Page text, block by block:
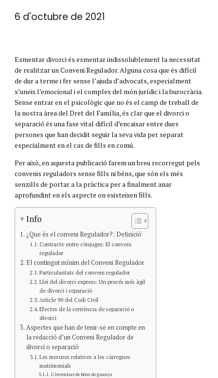
6 d'octubre de 2021
Esmentar divorci és esmentar indissolublement la necessitat
de realitzar un Conveni Regulador. Alguna cosa que és difícil
de dur a terme i fer sense l’ajuda d’advocats, especialment
s’uneix l’emocional i el complex del món jurídic i la burocràcia.
Sense entrar en el psicològic que no és el camp de treball de
la nostra àrea del Dret del Família, és clar que el divorci o
separació és una fase vital difícil d’encaixar entre dues
persones que han decidit seguir la seva vida per separat
especialment en el cas de fills en comú.
Per això, en aquesta publicació farem un breu recorregut pels
convenis reguladors sense fills ni béns, que són els més
senzills de portar a la pràctica per a finalment anar
aprofundint en els aspecte on existeixen fills.
+ Info
¿Que és el conveni Regulador?: Definició
Contracte entre cònjuges: El conveni
regulador
El contingut mínim del Conveni Regulador
Particularitats del conveni regulador
Llei del divorci express: Un procés més àgil
de divorci i separació
Article 90 del Codi Civil
Efectes de la sentència de separació o
divorci
Aspectes que han de tenir-se en compte en
la redacció d’un Conveni Regulador de
divorci o separació
Les mesures relatives a les càrregues
matrimonials
L’inventari de béns de guanys